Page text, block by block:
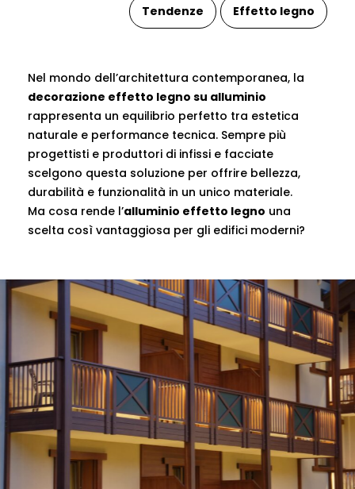
Effetto legno
Tendenze
Nel mondo dell’architettura contemporanea, la
decorazione effetto legno su alluminio
rappresenta un equilibrio perfetto tra estetica
naturale e performance tecnica. Sempre più
progettisti e produttori di infissi e facciate
scelgono questa soluzione per offrire bellezza,
durabilità e funzionalità in un unico materiale.
Ma cosa rende l’alluminio effetto legno una
scelta così vantaggiosa per gli edifici moderni?